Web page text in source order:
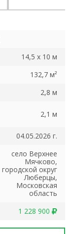
14,5 x 10 м
132,7 м²
2,8 м
2,1 м
04.05.2026 г.
село Верхнее
Мячково,
городской округ
Люберцы,
Московская
область
1 228 900